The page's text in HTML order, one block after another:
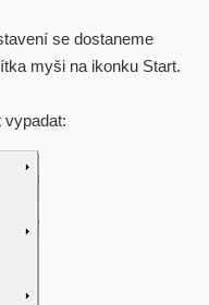
se dostaneme
myši na ikonku Start.
vypadat: